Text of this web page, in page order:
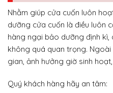
Nhằm giúp cửa cuốn luôn
dưỡng cửa cuốn là điều luôn
hàng ngại bảo dưỡng định kì,
không quá quan trọng.
gian, ảnh hưởng giờ sinh
Quý khách hàng hãy an tâm: